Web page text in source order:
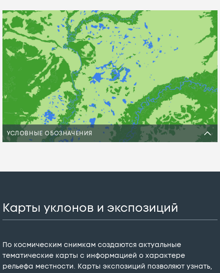
УСЛОВНЫЕ ОБОЗНАЧЕНИЯ
УСЛОВНЫЕ ОБОЗНАЧЕНИЯ
УСЛОВНЫЕ ОБОЗНАЧЕНИЯ
УСЛОВНЫЕ ОБОЗНАЧЕНИЯ
УСЛОВНЫЕ ОБОЗНАЧЕНИЯ
Карты уклонов и экспозиций
По космическим снимкам создаются актуальные
тематические карты с информацией о характере
рельефа местности. Карты экспозиций позволяют узнать,